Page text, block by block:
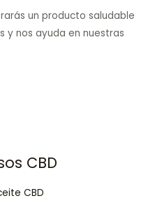
un producto saludable
y nos ayuda en nuestras
CBD
CBD